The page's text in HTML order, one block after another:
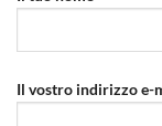
Il vostro indirizzo e-